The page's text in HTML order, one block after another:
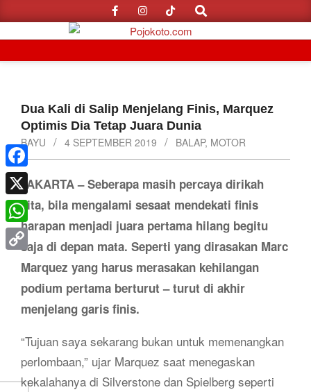
to
content
Search
MenuDua Kali di Salip Menjelang Finis, Marquez
Optimis Dia Tetap Juara Dunia
BAYU
4 SEPTEMBER 2019 BALAP, MOTOR
JAKARTA – Seberapa masih percaya dirikah
kita, bila mengalami sesaat mendekati finis
harapan menjadi juara pertama hilang begitu
saja di depan mata. Seperti yang dirasakan Marc
Marquez yang harus merasakan kehilangan
podium pertama berturut – turut di akhir
menjelang garis finis.
“Tujuan saya sekarang bukan untuk memenangkan
perlombaan,” ujar Marquez saat menegaskan
kekalahanya di Silverstone dan Spielberg seperti
Facebook
X
WhatsApp
Copy
Link